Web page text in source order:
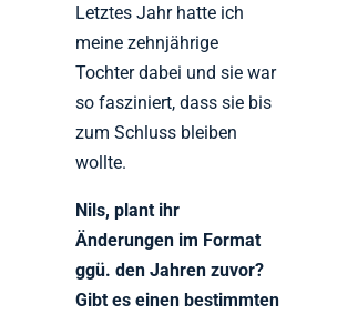
Letztes Jahr hatte ich
meine zehnjährige
Tochter dabei und sie war
so fasziniert, dass sie bis
zum Schluss bleiben
wollte.
Nils, plant ihr
Änderungen im Format
ggü. den Jahren zuvor?
Gibt es einen bestimmten